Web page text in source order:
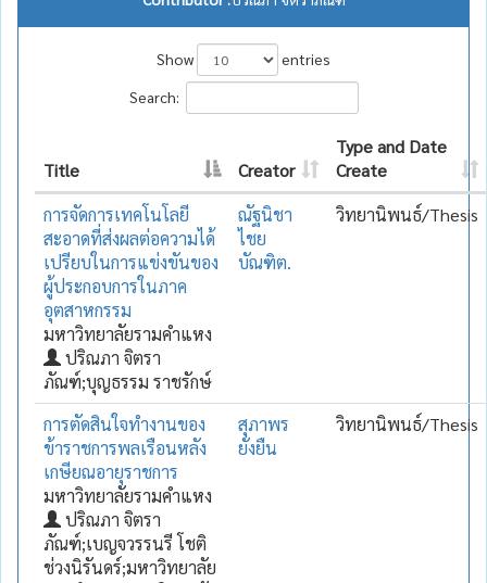
Show
entries
Search:
Title Creator
Type and Date
Create
การจัดการเทคโนโลยี
สะอาดที่ส่งผลต่อความได้
เปรียบในการแข่งขันของ
ผู้ประกอบการในภาค
อุตสาหกรรม
มหาวิทยาลัยรามคำแหง
ปริณภา จิตรา
ภัณฑ์;บุญธรรม ราชรักษ์
ณัฐนิชา
ไชย
บัณฑิต.
วิทยานิพนธ์/Thesis
การตัดสินใจทำงานของ
ข้าราชการพลเรือนหลัง
เกษียณอายุราชการ
มหาวิทยาลัยรามคำแหง
ปริณภา จิตรา
ภัณฑ์;เบญจวรรนรี โชติ
ช่วงนิรันดร์;มหาวิทยาลัย
สุภาพร
ยั่งยืน
วิทยานิพนธ์/Thesis